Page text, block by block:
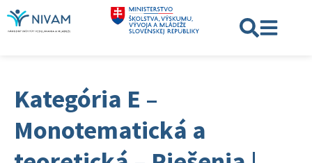
Kategória E –
Monotematická a